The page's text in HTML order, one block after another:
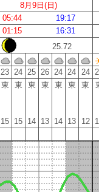
8月9日(日)
05:44
19:17
01:15
16:31
25.72
23 24 25 26 24 24 24
東
15
東
15
東
14
東
13
東
14
東
13
東
12